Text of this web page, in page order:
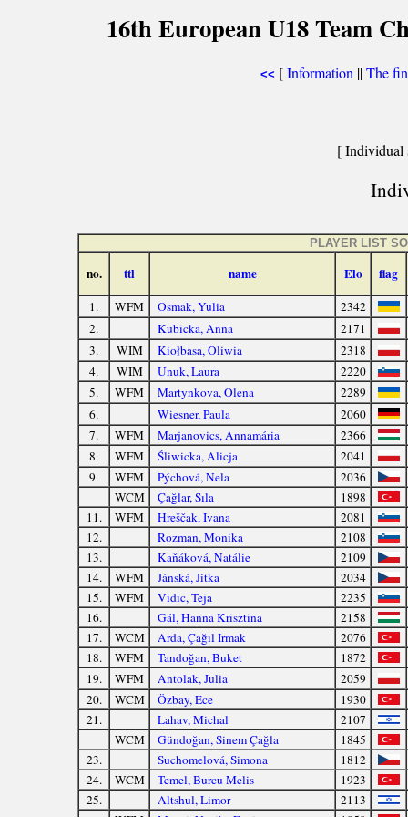
16th European U18 Team
<< [Information ||The
[ Individual
PLAYER LIST
no. ttl name Elo flag
1. WFM Osmak, Yulia
2342
2.
Kubicka, Anna
2171
3.
WIM Kiołbasa, Oliwia
2318
4.
WIM Unuk, Laura
2220
5.
WFM Martynkova, Olena
2289
6.
Wiesner, Paula
2060
7.
WFM Marjanovics, Annamária
2366
8.
WFM Śliwicka, Alicja
2041
9.
WFM Pýchová, Nela
2036
WCM
Çağlar, Sıla
1898
11.
WFM Hreščak, Ivana
2081
12.
Rozman, Monika
2108
13.
Kaňáková, Natálie
2109
14.
WFM Jánská, Jitka
2034
15.
WFM Vidic, Teja
2235
16.
Gál, Hanna Krisztina
2158
17.
WCM Arda, Çağıl Irmak
2076
18.
WFM Tandoğan, Buket
1872
19.
WFM Antolak, Julia
2059
20.
WCM Özbay, Ece
1930
21.
Lahav, Michal
2107
WCM
Gündoğan, Sinem Çağla
1845
23.
Suchomelová, Simona
1812
24.
WCM Temel, Burcu Melis
1923
25.
Altshul, Limor
2113